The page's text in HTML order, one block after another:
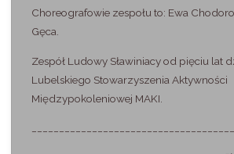
Choreografowie zespołu to: Ewa
Gęca.
Zespół Ludowy Sławiniacy od pięciu lat
Lubelskiego Stowarzyszenia Aktywności
Międzypokoleniowej MAKI.